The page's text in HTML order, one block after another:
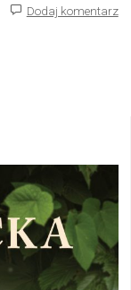
Dodaj komentarz